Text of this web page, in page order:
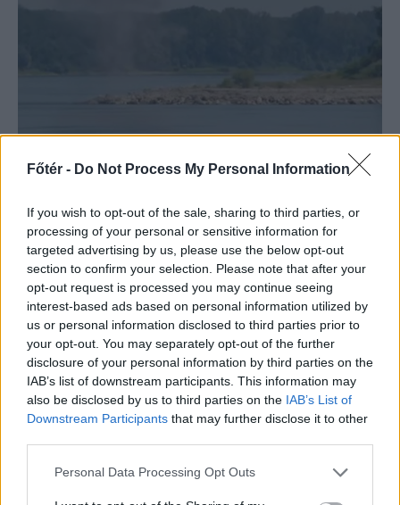
Főtér - Do Not Process My Personal Information
If you wish to opt-out of the sale, sharing to third parties, or
processing of your personal or sensitive information for
targeted advertising by us, please use the below opt-out
section to confirm your selection. Please note that after your
opt-out request is processed you may continue seeing
interest-based ads based on personal information utilized by
us or personal information disclosed to third parties prior to
your opt-out. You may separately opt-out of the further
disclosure of your personal information by third parties on the
IAB’s list of downstream participants. This information may
also be disclosed by us to third parties on the IAB’s List of
Downstream Participants that may further disclose it to other
Personal Data Processing Opt Outs
FŐTÉR
A Román Rendőrség azt
üzeni, semmiképpen ne
higgyenek a Román
Rendőrségnek – hírmix
További híreink: sziklát akart a
Dunába robbantani a hadsereg,
egyelőre sikertelenül, az illetékes
szerint pedig semmiféle korlátozás
nem lesz a lakossági